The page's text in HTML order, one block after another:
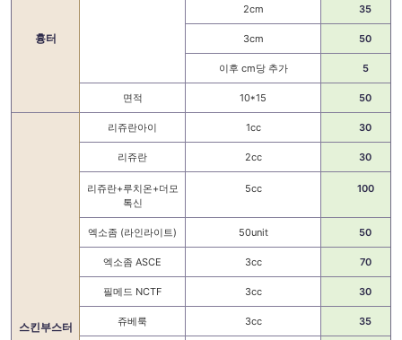
흉터
2cm 35
3cm 50
이후 cm당 추가 5
면적 10*15 50
스킨부스터
리쥬란아이 1cc 30
리쥬란 2cc 30
리쥬란+루치온+더모
톡신
5cc 100
엑소좀 (라인라이트) 50unit 50
엑소좀 ASCE 3cc 70
필메드 NCTF 3cc 30
쥬베룩 3cc 35